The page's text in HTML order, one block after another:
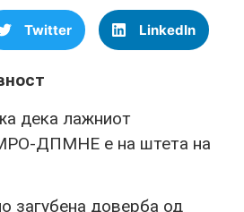
Twitter LinkedIn
дека лажниот
ДПМНЕ е на штета на
загубена доверба од